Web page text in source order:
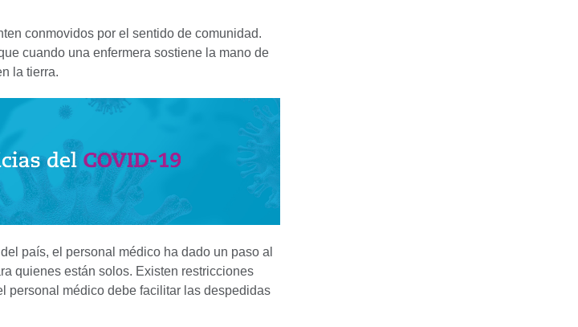
conmovidos por el sentido de comunidad.
cuando una enfermera sostiene la mano de
la tierra.
país, el personal médico ha dado un paso al
quienes están solos. Existen restricciones
personal médico debe facilitar las despedidas